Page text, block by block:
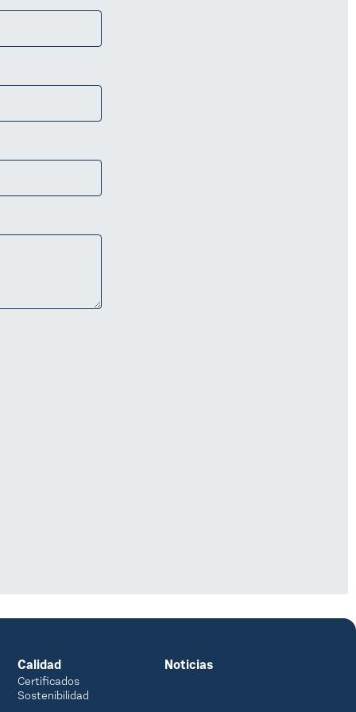
Calidad
Certificados
Sostenibilidad
Noticias